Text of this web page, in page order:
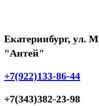
Екатеринбург, ул.
"Антей"
+7(922)133-86-44
+7(343)382-23-98